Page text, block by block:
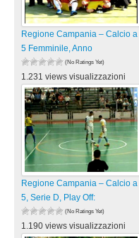
Regione Campania – Calcio a
5 Femminile, Anno
(No Ratings Yet)
1.231 views visualizzazioni
Regione Campania – Calcio a
5, Serie D, Play Off:
(No Ratings Yet)
1.190 views visualizzazioni